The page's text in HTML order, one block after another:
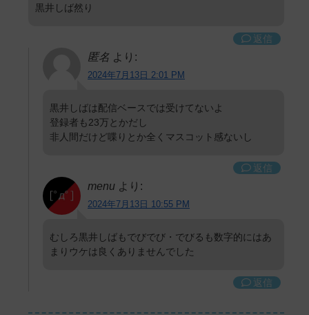
黒井しば然り
返信
匿名 より:
2024年7月13日 2:01 PM
黒井しばは配信ベースでは受けてないよ
登録者も23万とかだし
非人間だけど喋りとか全くマスコット感ないし
返信
menu より:
2024年7月13日 10:55 PM
むしろ黒井しばもでびでび・でびるも数字的にはあ
まりウケは良くありませんでした
返信